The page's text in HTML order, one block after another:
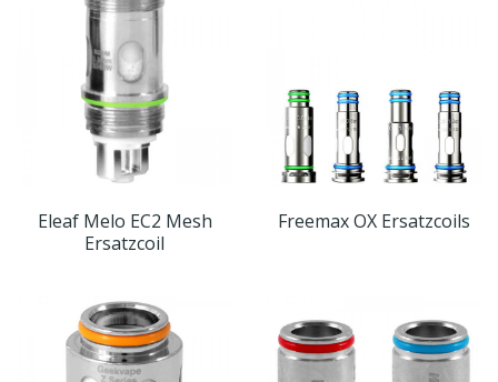
Eleaf Melo EC2 Mesh
Ersatzcoil
Freemax OX Ersatzcoils